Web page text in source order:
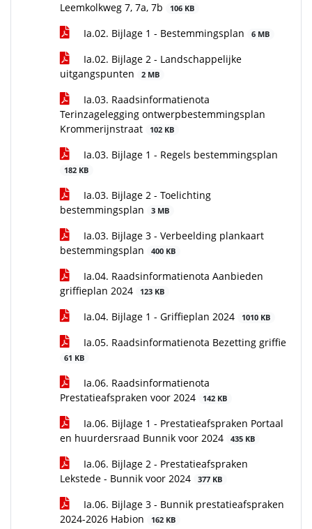
Leemkolkweg 7, 7a, 7b
106 KB
Ia.02. Bijlage 1 - Bestemmingsplan 6 MB
Ia.02. Bijlage 2 - Landschappelijke
uitgangspunten
2 MB
Ia.03. Raadsinformatienota
Terinzagelegging ontwerpbestemmingsplan
Krommerijnstraat
102 KB
Ia.03. Bijlage 1 - Regels bestemmingsplan
182 KB
Ia.03. Bijlage 2 - Toelichting
bestemmingsplan
3 MB
Ia.03. Bijlage 3 - Verbeelding plankaart
bestemmingsplan
400 KB
Ia.04. Raadsinformatienota Aanbieden
griffieplan 2024
123 KB
Ia.04. Bijlage 1 - Griffieplan 2024 1010 KB
Ia.05. Raadsinformatienota Bezetting griffie
61 KB
Ia.06. Raadsinformatienota
Prestatieafspraken voor 2024
142 KB
Ia.06. Bijlage 1 - Prestatieafspraken Portaal
en huurdersraad Bunnik voor 2024
435 KB
Ia.06. Bijlage 2 - Prestatieafspraken
Lekstede - Bunnik voor 2024
377 KB
Ia.06. Bijlage 3 - Bunnik prestatieafspraken
2024-2026 Habion
162 KB